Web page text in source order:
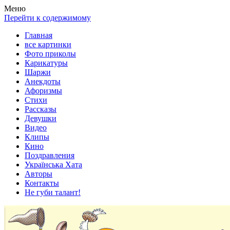
Весела хата — прикольные картинки, смешные истории, клипы!
Покажем всем ваши фото приколы, карикатуры, шаржи, стихи,
Меню
Перейти к содержимому
Главная
все картинки
Фото приколы
Карикатуры
Шаржи
Анекдоты
Афоризмы
Стихи
Рассказы
Девушки
Видео
Клипы
Кино
Поздравления
Українська Хата
Авторы
Контакты
Не губи талант!